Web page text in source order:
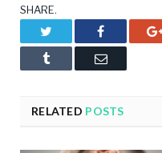
SHARE.
Facebook
Tumblr Email
RELATED POSTS